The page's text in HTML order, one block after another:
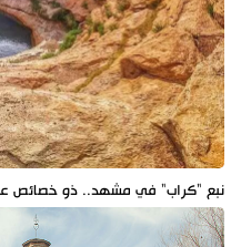
نبع "كراب" في مشهد.. ذو خصائص